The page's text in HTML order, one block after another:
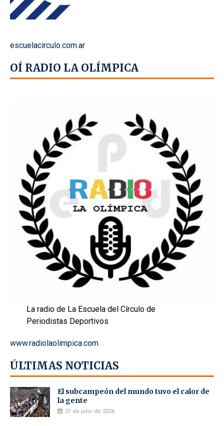
escuelacirculo.com.ar
OÍ RADIO LA OLÍMPICA
La radio de La Escuela del Círculo de
Periodistas Deportivos
www.radiolaolimpica.com
ÚLTIMAS NOTICIAS
El subcampeón del mundo tuvo el calor de
la gente
21 de julio de 2026